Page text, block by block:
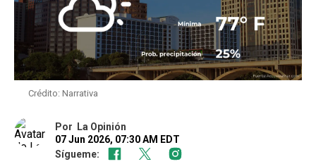
Crédito: Narrativa
Por
La Opinión
07 Jun 2026, 07:30 AM EDT
Sígueme: